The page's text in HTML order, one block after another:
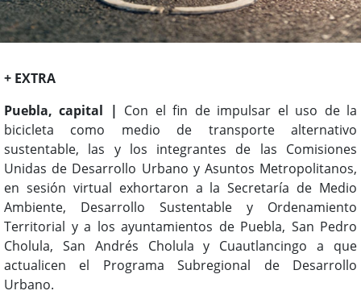
+ EXTRA
Puebla, capital | Con el fin de impulsar el uso de la
bicicleta como medio de transporte alternativo
sustentable, las y los integrantes de las Comisiones
Unidas de Desarrollo Urbano y Asuntos Metropolitanos,
en sesión virtual exhortaron a la Secretaría de Medio
Ambiente, Desarrollo Sustentable y Ordenamiento
Territorial y a los ayuntamientos de Puebla, San Pedro
Cholula, San Andrés Cholula y Cuautlancingo a que
actualicen el Programa Subregional de Desarrollo
Urbano.